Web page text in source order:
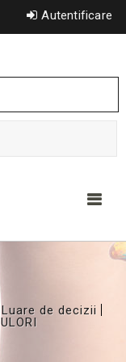
Autentificare
>
Luare de decizii